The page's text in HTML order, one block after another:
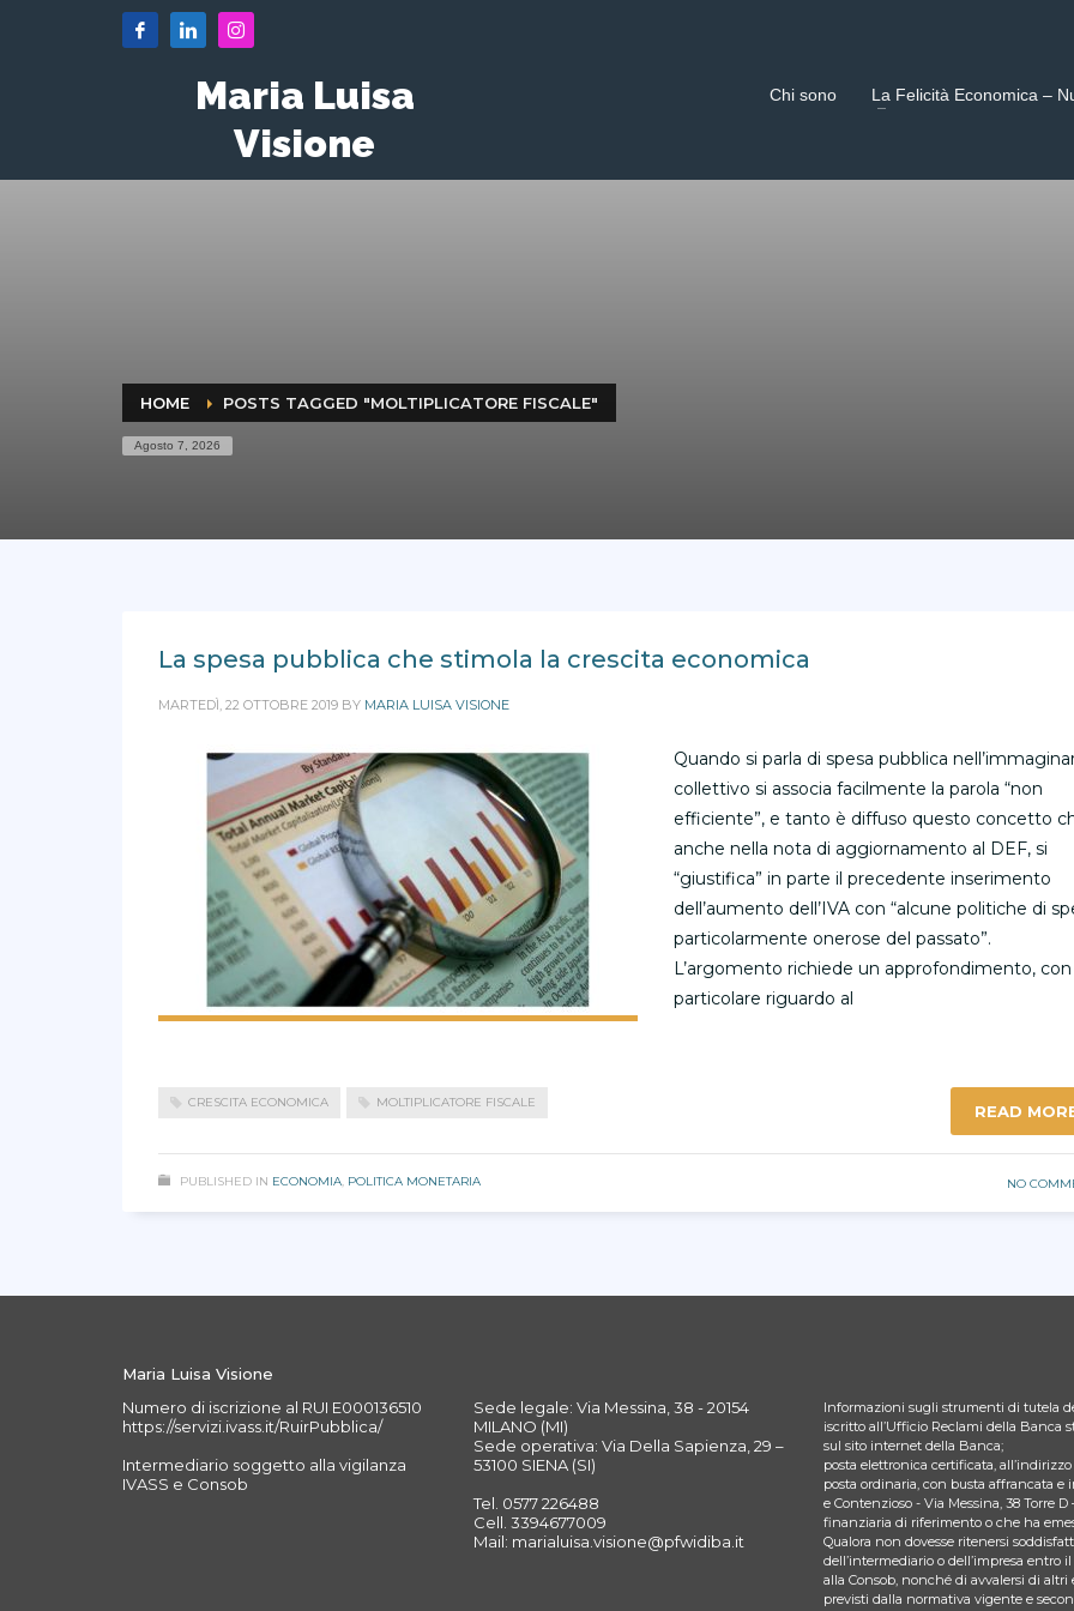
Maria Luisa
Visione
Chi sono La Felicità Economica –
HOME POSTS TAGGED "MOLTIPLICATORE FISCALE"
Agosto 7, 2026
La spesa pubblica che stimola la crescita economica
MARTEDÌ, 22 OTTOBRE 2019 BY MARIA LUISA VISIONE
Quando si parla di spesa pubblica
collettivo si associa facilmente la parola “non
efficiente”, e tanto è diffuso questo concetto
anche nella nota di aggiornamento al DEF, si
“giustifica” in parte il precedente inserimento
dell’aumento dell’IVA con “alcune politiche di
particolarmente onerose del passato”.
L’argomento richiede un approfondimento, con
particolare riguardo al
CRESCITA ECONOMICA MOLTIPLICATORE FISCALE READ
PUBLISHED IN ECONOMIA, POLITICA MONETARIA NO
Maria Luisa Visione
Numero di iscrizione al RUI E000136510
https://servizi.ivass.it/RuirPubblica/
Intermediario soggetto alla vigilanza
IVASS e Consob
Sede legale: Via Messina, 38 - 20154
MILANO (MI)
Sede operativa: Via Della Sapienza, 29 –
53100 SIENA (SI)
Tel. 0577 226488
Cell. 3394677009
Mail: marialuisa.visione@pfwidiba.it
Informazioni sugli strumenti di tutela
iscritto all’Ufficio Reclami della Banca
sul sito internet della Banca;
posta elettronica certificata,
posta ordinaria, con busta affrancata
e Contenzioso - Via Messina, 38 Torre
finanziaria di riferimento o che ha
Qualora non dovesse ritenersi
dell’intermediario o dell’impresa entro
alla Consob, nonché di avvalersi di
previsti dalla normativa vigente e